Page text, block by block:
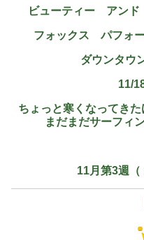
ビューティー アン
フォックス パフォ
ダウンタウ
11/
ちょっと寒くなってき
まだまだサーフィ
11月第3週（